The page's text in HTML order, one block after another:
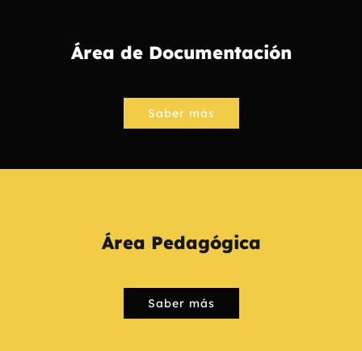
Área de Documentación
Saber más
Área Pedagógica
Saber más